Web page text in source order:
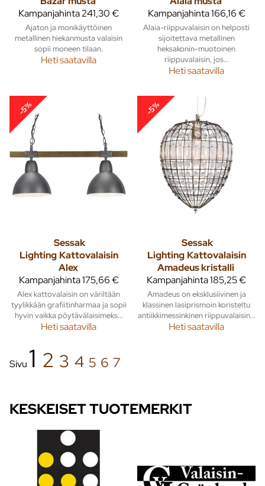
Kampanjahinta241,30 €
Ajaton ja monikäyttöinen
metallinen hiekanmusta valaisin
sopii moneen tilaan.
Heti saatavilla
Kampanjahinta166,16 €
Alaia-riippuvalaisin on helposti
sijoitettava metallinen
heksakonin-muotoinen
riippuvalaisin, jos...
Heti saatavilla
-5%
Sessak
Lighting Kattovalaisin
Alex
Kampanjahinta175,66 €
Alex kattovalaisin on väriltään
tyylikkään grafiitinharmaa ja sopii
hyvin vaikka pöytävälaisimeks...
Heti saatavilla
-5%
Sessak
Lighting Kattovalaisin
Amadeus kristalli
Kampanjahinta185,25 €
Amadeus on eksklusiivinen ja
klassinen lasiprismoin koristeltu
antiikkimessinkinen riippuvalaisin...
Heti saatavilla
Sivu 1 2 3 4 5 6 7
KESKEISET TUOTEMERKIT